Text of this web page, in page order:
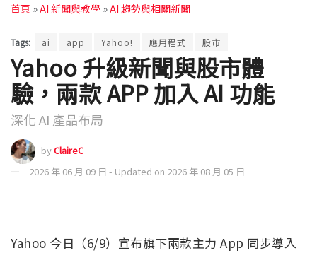
首頁 »AI 新聞與教學 »AI 趨勢與相關新聞
Tags: ai app Yahoo! 應用程式 股市
Yahoo 升級新聞與股市體
驗，兩款 APP 加入 AI 功能
深化 AI 產品布局
byClaireC
2026 年 06 月 09 日 - Updated on 2026 年 08 月 05 日
Yahoo 今日（6/9）宣布旗下兩款主力 App 同步導入